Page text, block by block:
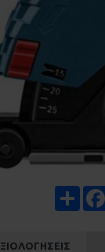
Share